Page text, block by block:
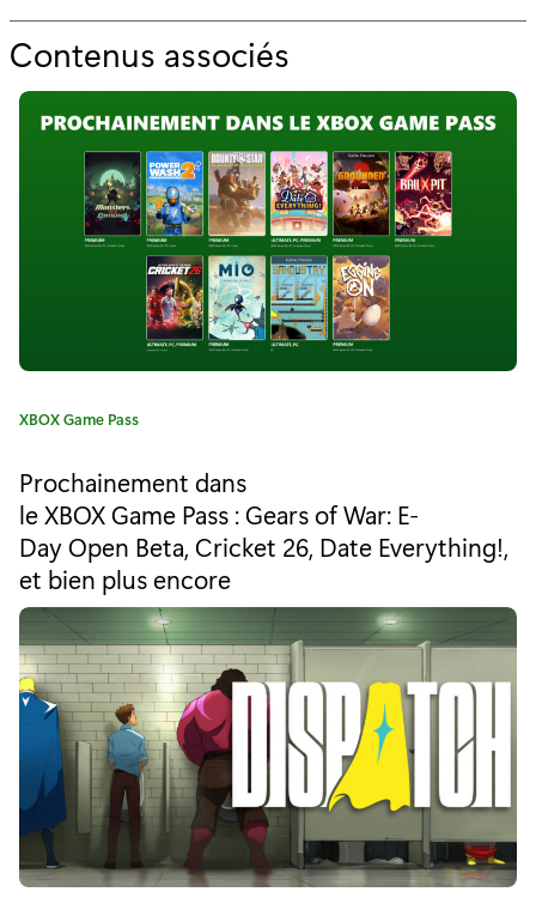
Contenus associés
o
u
r
"
H
e
l
e
i
g
h
b
o
r
2
s
C
é
g
o
i
e
:
XBOX Game Pass
Prochainement dans
le XBOX Game Pass : Gears of War: E-
Day Open Beta, Cricket 26, Date Everything!,
et bien plus encore